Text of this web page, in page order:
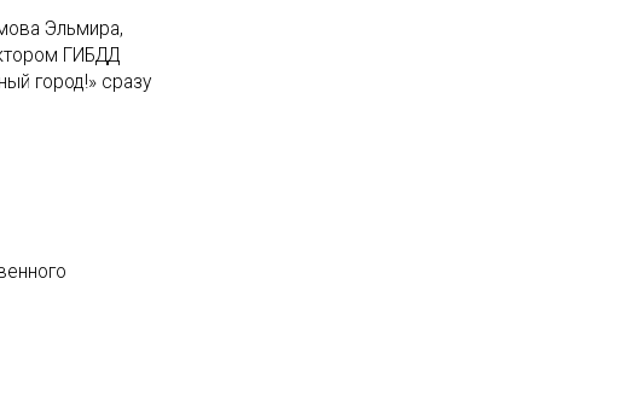
Эльмира,
ГИБДД
город!» сразу